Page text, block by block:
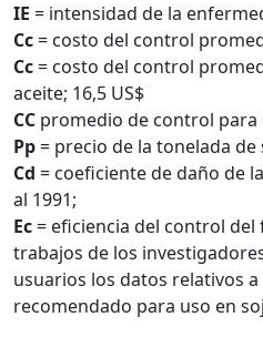
IE = intensidad de la
Cc= costo del control
Cc= costo del control
aceite; 16,5 US$
CC promedio de control para
Pp= precio de la tonelada de
Cd = coeficiente de daño de
al 1991;
Ec= eficiencia del control del
trabajos de los
usuarios los datos relativos a
recomendado para uso en